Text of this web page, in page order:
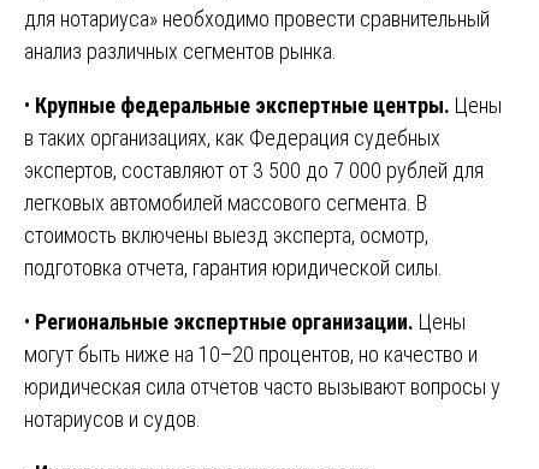
для нотариуса» необходимо провести сравнительный
анализ различных сегментов рынка.
• Крупные федеральные экспертные центры. Цены
в таких организациях, как Федерация судебных
экспертов, составляют от 3 500 до 7 000 рублей для
легковых автомобилей массового сегмента. В
стоимость включены выезд эксперта, осмотр,
подготовка отчета, гарантия юридической силы.
• Региональные экспертные организации. Цены
могут быть ниже на 10–20 процентов, но качество и
юридическая сила отчетов часто вызывают вопросы у
нотариусов и судов.